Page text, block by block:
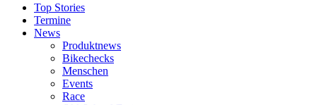
Top Stories
Termine
News
Produktnews
Bikechecks
Menschen
Events
Race